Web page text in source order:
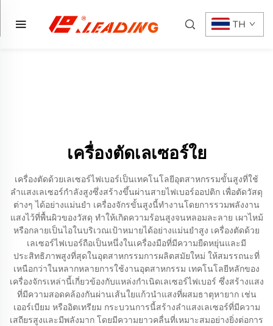
TH
เครื่องตัดเลเซอร์ใย
เครื่องตัดด้วยเลเซอร์ไฟเบอร์เป็นเทคโนโลยีอุตสาหกรรมขั้นสูงที่ใช้
ลำแสงเลเซอร์กำลังสูงซึ่งสร้างขึ้นผ่านสายไฟเบอร์ออปติก เพื่อตัดวัสดุ
ต่างๆ ได้อย่างแม่นยำ เครื่องจักรขั้นสูงนี้ทำงานโดยการรวมพลังงาน
แสงไว้ที่พื้นผิวของวัสดุ ทำให้เกิดความร้อนสูงจนหลอมละลาย เผาไหม้
หรือกลายเป็นไอในบริเวณเป้าหมายได้อย่างแม่นยำสูง เครื่องตัดด้วย
เลเซอร์ไฟเบอร์ถือเป็นหนึ่งในเครื่องมือที่มีความยืดหยุ่นและมี
ประสิทธิภาพสูงที่สุดในอุตสาหกรรมการผลิตสมัยใหม่ ให้สมรรถนะที่
เหนือกว่าในหลากหลายการใช้งานอุตสาหกรรม เทคโนโลยีหลักของ
เครื่องจักรเหล่านี้เกี่ยวข้องกับแหล่งกำเนิดเลเซอร์ไฟเบอร์ ซึ่งสร้างแสง
ที่มีความสอดคล้องกันผ่านเส้นใยแก้วนำแสงที่ผสมธาตุหายาก เช่น
เออร์เบียม หรืออิตเทรียม กระบวนการนี้สร้างลำแสงเลเซอร์ที่มีความ
เสถียรสูงและมีพลังมาก โดยมีความยาวคลื่นที่เหมาะสมอย่างยิ่งต่อการ